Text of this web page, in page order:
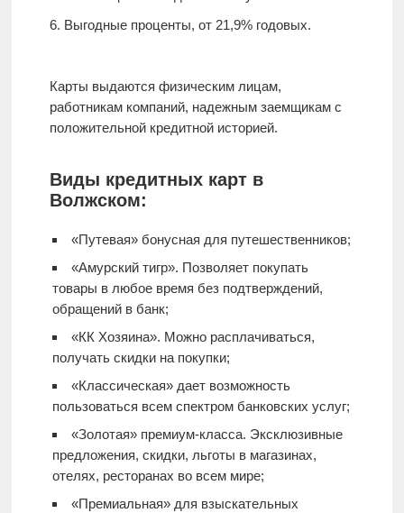
Выгодные проценты, от 21,9% годовых.
Карты выдаются физическим лицам,
работникам компаний, надежным заемщикам с
положительной кредитной историей.
Виды кредитных карт в
Волжском:
«Путевая» бонусная для путешественников;
«Амурский тигр». Позволяет покупать
товары в любое время без подтверждений,
обращений в банк;
«КК Хозяина». Можно расплачиваться,
получать скидки на покупки;
«Классическая» дает возможность
пользоваться всем спектром банковских услуг;
«Золотая» премиум-класса. Эксклюзивные
предложения, скидки, льготы в магазинах,
отелях, ресторанах во всем мире;
«Премиальная» для взыскательных